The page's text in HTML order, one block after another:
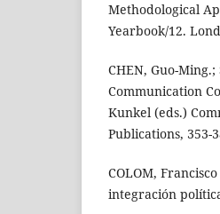
Methodological
Yearbook/12.
CHEN, Guo-
Communication
Kunkel (eds.)
Publications, 353-
COLOM,
integración